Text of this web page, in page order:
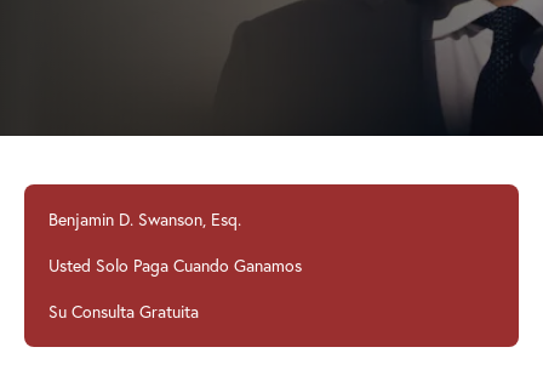
Benjamin D. Swanson, Esq.
Usted Solo Paga Cuando Ganamos
Su Consulta Gratuita